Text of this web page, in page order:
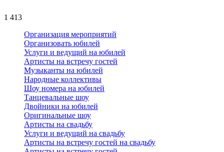
1 413
Организация мероприятий
Организовать юбилей
Услуги и ведущий на юбилей
Артисты на встречу гостей
Музыканты на юбилей
Народные коллективы
Шоу номера на юбилей
Танцевальные шоу
Двойники на юбилей
Оригинальные шоу
Артисты на свадьбу
Услуги и ведущий на свадьбу
Артисты на встречу гостей на свадьбу